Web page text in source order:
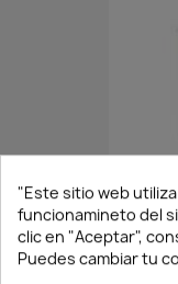
"Este sitio web
funcionamineto del
clic en "Aceptar",
Puedes cambiar tu